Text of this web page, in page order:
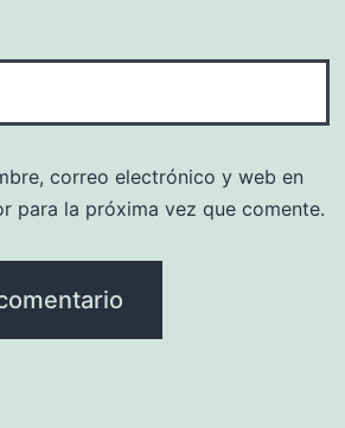
correo electrónico y web en
para la próxima vez que comente.